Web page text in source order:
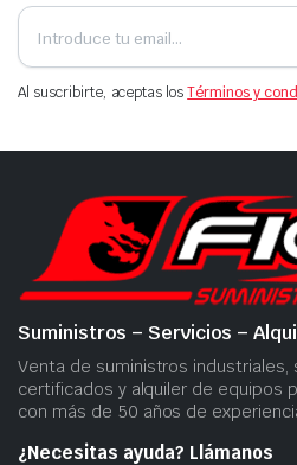
Al suscribirte, aceptas losTérminos y
Suministros – Servicios –
Venta de suministros industriales,
certificados y alquiler de equipos
con más de 50 años de
¿Necesitas ayuda? Llámanos